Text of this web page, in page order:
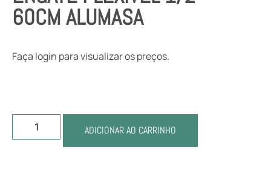
60CM ALUMASA
Faça login para visualizar os preços.
ADICIONAR AO CARRINHO